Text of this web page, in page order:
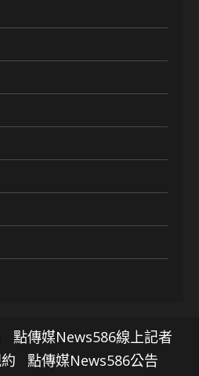
點傳媒News586線上記者
點傳媒News586公告